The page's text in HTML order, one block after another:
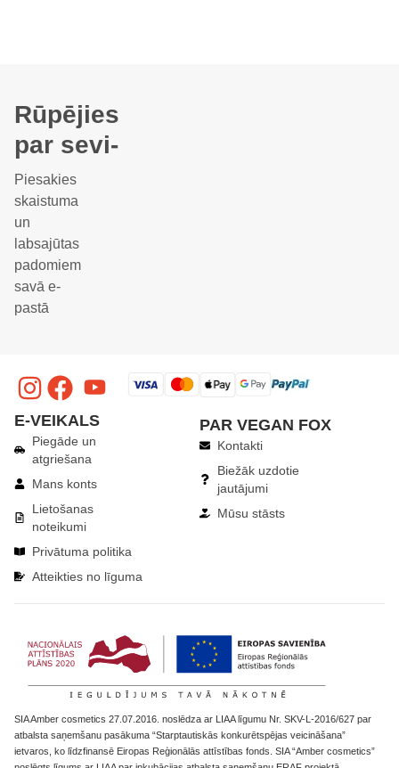
Rūpējies
par sevi-
Piesakies
skaistuma
un
labsajūtas
padomiem
savā e-
pastā
E-VEIKALS
Piegāde un
atgriešana
Mans konts
Lietošanas
noteikumi
Privātuma politika
Atteikties no līguma
PAR VEGAN FOX
Kontakti
Biežāk uzdotie
jautājumi
Mūsu stāsts
​SIA Amber cosmetics 27.07.2016. noslēdza ar LIAA līgumu Nr. SKV-L-2016/627 par
atbalsta saņemšanu pasākuma “Starptautiskās konkurētspējas veicināšana”
ietvaros, ko līdzfinansē Eiropas Reģionālās attīstības fonds. SIA “Amber cosmetics”